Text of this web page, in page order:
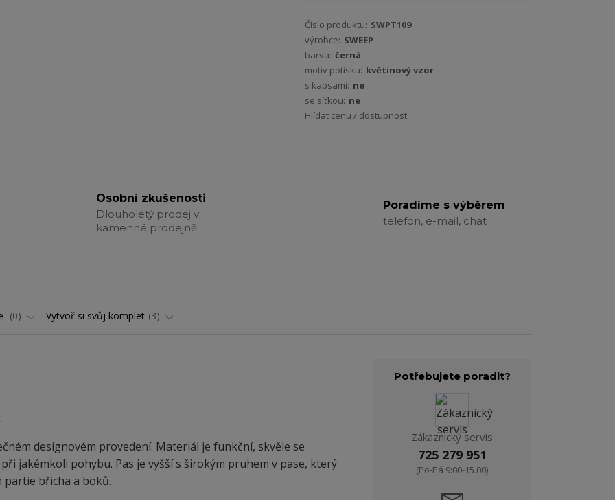
Číslo produktu: SWPT109
výrobce: SWEEP
barva: černá
motiv potisku: květinový vzor
s kapsami: ne
se síťkou: ne
Hlídat cenu / dostupnost
Osobní zkušenosti
Dlouholetý prodej v
kamenné prodejně
Poradíme s výběrem
telefon, e-mail, chat
0 Vytvoř si svůj komplet 3
designovém provedení. Materiál je funkční, skvěle se
jakémkoli pohybu. Pas je vyšší s širokým pruhem v pase, který
břicha a boků.
Potřebujete poradit?
Zákaznický servis
725 279 951
(Po-Pá 9:00-15.00)